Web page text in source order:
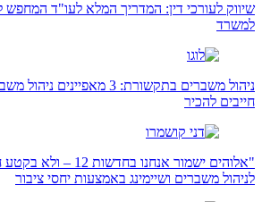
שיווק לעורכי דין: המדריך המלא לעו"ד
למשרד
ניהול משברים בתקשורת: 3
חייבים להכיר
"אלוהים ישמור אנחנו
לניהול משברים ושיימינג באמצעות יחסי ציבור